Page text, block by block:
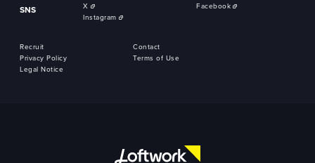
SNS X
Facebook
Instagram
Recruit
Contact
Privacy Policy
Terms of Use
Legal Notice